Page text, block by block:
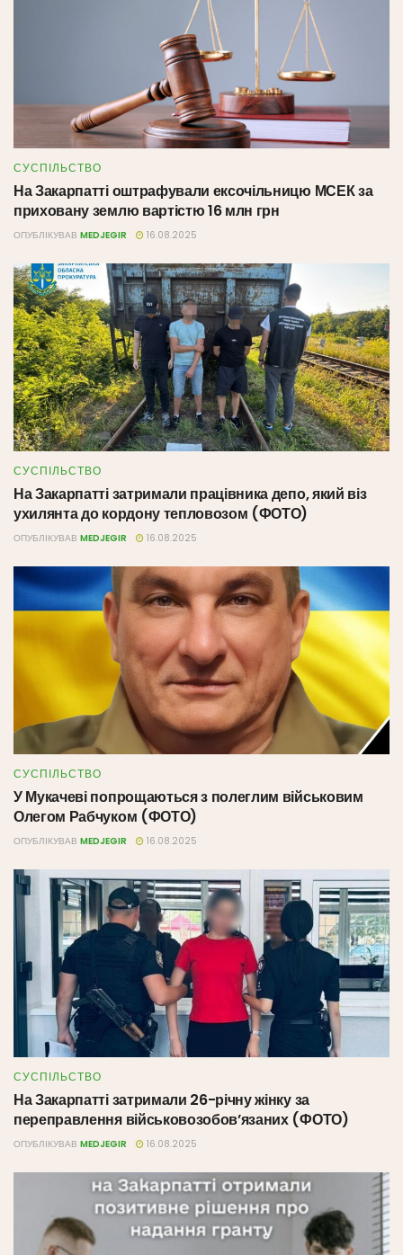
СУСПІЛЬСТВО
На Закарпатті оштрафували ексочільницю МСЕК за
приховану землю вартістю 16 млн грн
ОПУБЛІКУВАВ MEDJEGIR 16.08.2025
СУСПІЛЬСТВО
На Закарпатті затримали працівника депо, який віз
ухилянта до кордону тепловозом (ФОТО)
ОПУБЛІКУВАВ MEDJEGIR 16.08.2025
СУСПІЛЬСТВО
У Мукачеві попрощаються з полеглим військовим
Олегом Рабчуком (ФОТО)
ОПУБЛІКУВАВ MEDJEGIR 16.08.2025
СУСПІЛЬСТВО
На Закарпатті затримали 26-річну жінку за
переправлення військовозобов’язаних (ФОТО)
ОПУБЛІКУВАВ MEDJEGIR 16.08.2025